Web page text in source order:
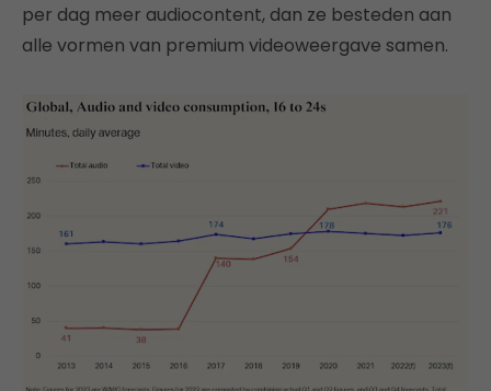
per dag meer audiocontent, dan ze besteden aan
alle vormen van premium videoweergave samen.